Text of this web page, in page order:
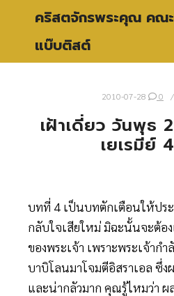
คริสตจักรพระคุณ คณะ
แบ๊บติสต์
2010-07-28 0
เฝ้าเดี่ยว วันพุธ
เยเรมีย์
บทที่ 4 เป็นบทตักเตือนให้ประ
กลับใจเสียใหม่ มิฉะนั้นจะต้อ
ของพระเจ้า เพราะพระเจ้ากำ
บาบิโลนมาโจมตีอิสราเอล ซึ่
และน่ากลัวมาก คุณรู้ไหมว่า